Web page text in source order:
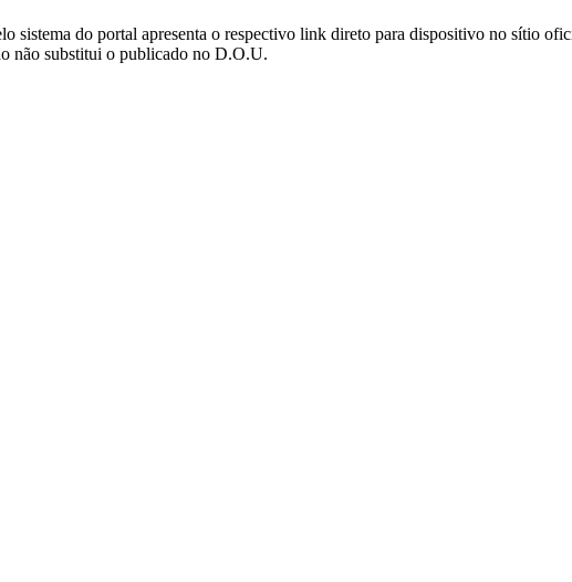
sistema do portal apresenta o respectivo link direto para dispositivo no sítio
não substitui o publicado no D.O.U.